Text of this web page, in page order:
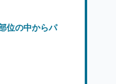
位の中からパ